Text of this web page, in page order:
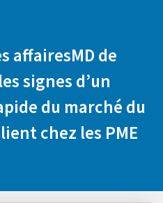
affairesMD de
signes d’un
du marché du
chez les PME